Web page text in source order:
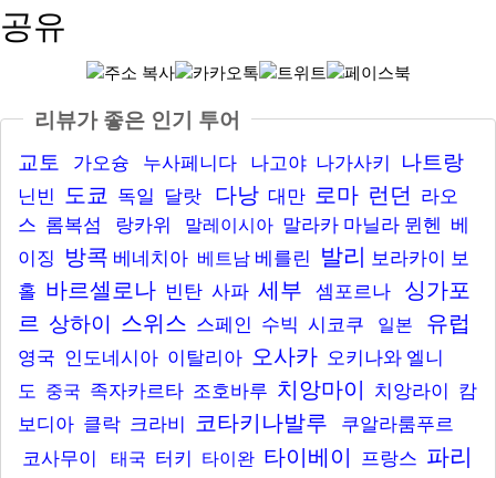
공유
리뷰가 좋은 인기 투어
교토 가오슝 누사페니다 나고야 나가사키 나트랑
닌빈 도쿄 독일 달랏 다낭 대만 로마 런던 라오
스 롬복섬 랑카위 말레이시아 말라카 마닐라 뮌헨 베
이징 방콕 베네치아 베트남 베를린 발리 보라카이 보
홀 바르셀로나 빈탄 사파 세부 셈포르나
싱가포
르 상하이 스위스 스페인 수빅 시코쿠 일본 유럽
영국 인도네시아 이탈리아 오사카 오키나와 엘니
도 중국 족자카르타 조호바루 치앙마이 치앙라이 캄
보디아 클락 크라비 코타키나발루
쿠알라룸푸르
코사무이
태국 터키 타이완 타이베이 프랑스 파리